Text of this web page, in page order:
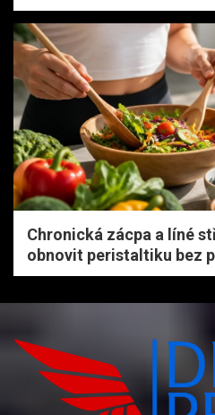
Chronická zácpa a líné
obnovit peristaltiku bez